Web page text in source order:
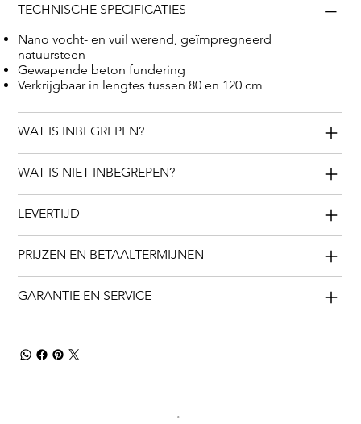
TECHNISCHE SPECIFICATIES
Nano vocht- en vuil werend, geïmpregneerd
natuursteen
Gewapende beton fundering
Verkrijgbaar in lengtes tussen 80 en 120 cm
WAT IS INBEGREPEN?
WAT IS NIET INBEGREPEN?
LEVERTIJD
PRIJZEN EN BETAALTERMIJNEN
GARANTIE EN SERVICE